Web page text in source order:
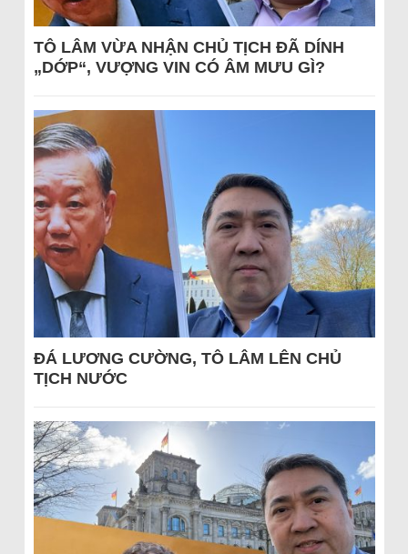
TÔ LÂM VỪA NHẬN CHỦ TỊCH ĐÃ DÍNH
„DỚP“, VƯỢNG VIN CÓ ÂM MƯU GÌ?
ĐÁ LƯƠNG CƯỜNG, TÔ LÂM LÊN CHỦ
TỊCH NƯỚC